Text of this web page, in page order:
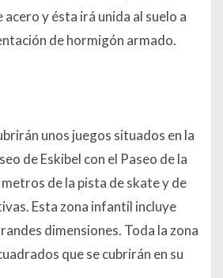
y ésta irá unida al suelo a
de hormigón armado.
unos juegos situados en la
de Eskibel con el Paseo de la
de la pista de skate y de
Esta zona infantil incluye
dimensiones. Toda la zona
que se cubrirán en su